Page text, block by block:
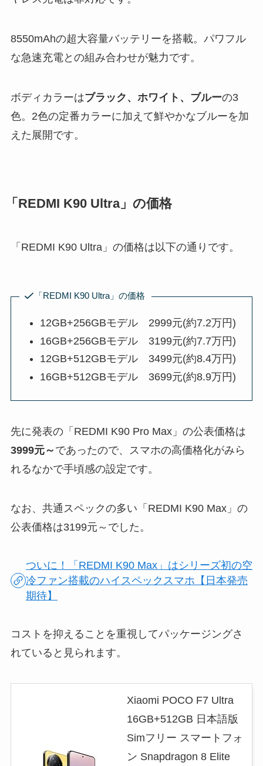
8550mAhの超大容量バッテリーを搭載。パワフル
な急速充電との組み合わせが魅力です。
ボディカラーはブラック、ホワイト、ブルーの3
色。2色の定番カラーに加えて鮮やかなブルーを加
えた展開です。
「REDMI K90 Ultra」の価格
「REDMI K90 Ultra」の価格は以下の通りです。
「REDMI K90 Ultra」の価格
12GB+256GBモデル 2999元(約7.2万円)
16GB+256GBモデル 3199元(約7.7万円)
12GB+512GBモデル 3499元(約8.4万円)
16GB+512GBモデル 3699元(約8.9万円)
先に発表の「REDMI K90 Pro Max」の公表価格は
3999元～ であったので、スマホの高価格化がみら
れるなかで手頃感の設定です。
なお、共通スペックの多い「REDMI K90 Max」の
公表価格は3199元～でした。
ついに！「REDMI K90 Max」はシリーズ初の空
冷ファン搭載のハイスペックスマホ【日本発売
期待】
コストを抑えることを重視してパッケージングさ
れていると見られます。
Xiaomi POCO F7 Ultra
16GB+512GB 日本語版
Simフリー スマートフォ
ン Snapdragon 8 Elite